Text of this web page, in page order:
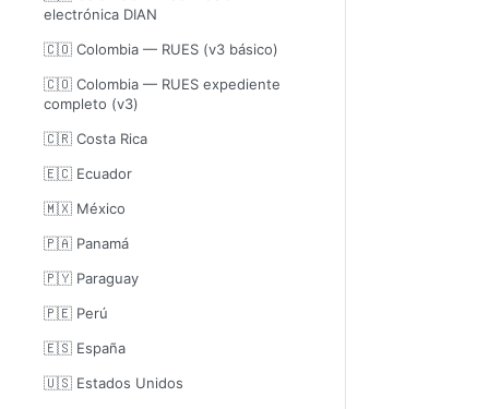
electrónica DIAN
🇨🇴 Colombia — RUES (v3 básico)
🇨🇴 Colombia — RUES expediente
completo (v3)
🇨🇷 Costa Rica
🇪🇨 Ecuador
🇲🇽 México
🇵🇦 Panamá
🇵🇾 Paraguay
🇵🇪 Perú
🇪🇸 España
🇺🇸 Estados Unidos